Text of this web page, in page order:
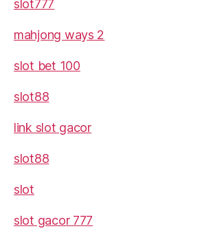
slot777
mahjong ways 2
slot bet 100
slot88
link slot gacor
slot88
slot
slot gacor 777